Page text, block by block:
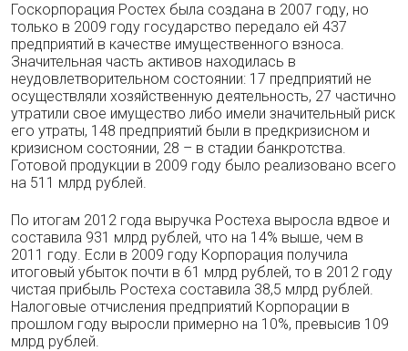
Госкорпорация Ростех была создана в 2007 году, но
только в 2009 году государство передало ей 437
предприятий в качестве имущественного взноса.
Значительная часть активов находилась в
неудовлетворительном состоянии: 17 предприятий не
осуществляли хозяйственную деятельность, 27 частично
утратили свое имущество либо имели значительный риск
его утраты, 148 предприятий были в предкризисном и
кризисном состоянии, 28 – в стадии банкротства.
Готовой продукции в 2009 году было реализовано всего
на 511 млрд рублей.
По итогам 2012 года выручка Ростеха выросла вдвое и
составила 931 млрд рублей, что на 14% выше, чем в
2011 году. Если в 2009 году Корпорация получила
итоговый убыток почти в 61 млрд рублей, то в 2012 году
чистая прибыль Ростеха составила 38,5 млрд рублей.
Налоговые отчисления предприятий Корпорации в
прошлом году выросли примерно на 10%, превысив 109
млрд рублей.